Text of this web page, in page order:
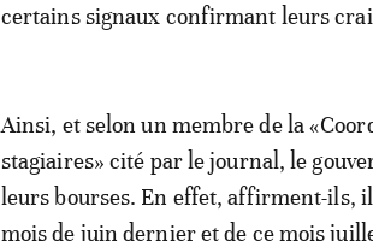
certains signaux confirmant leurs
Ainsi, et selon un membre de la
stagiaires» cité par le journal, le
leurs bourses. En effet, affirment-ils,
mois de juin dernier et de ce mois